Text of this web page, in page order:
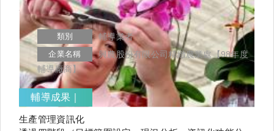
類別 輔導業者
企業名稱
興農股份有限公司精緻農業處【98年度
輔導廠商】
輔導成果｜
生產管理資訊化